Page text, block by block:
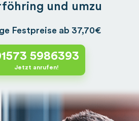
und umzu
Festpreise ab 37,70€
5986393
Jetzt anrufen!